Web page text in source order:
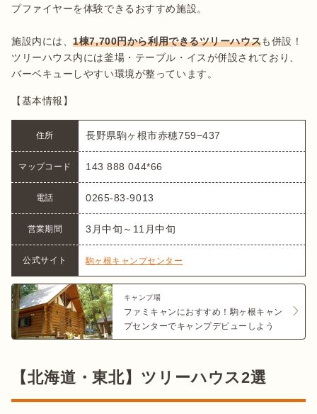
プファイヤーを体験できるおすすめ施設。
施設内には、1棟7,700円から利用できるツリーハウスも併設！
ツリーハウス内には釜場・テーブル・イスが併設されており、
バーベキューしやすい環境が整っています。
【基本情報】
住所 長野県駒ヶ根市赤穂759−437
マップコード 143 888 044*66
電話 0265-83-9013
営業期間 3月中旬～11月中旬
公式サイト 駒ヶ根キャンプセンター
キャンプ場
ファミキャンにおすすめ！駒ヶ根キャン
プセンターでキャンプデビューしよう
【北海道・東北】ツリーハウス2選